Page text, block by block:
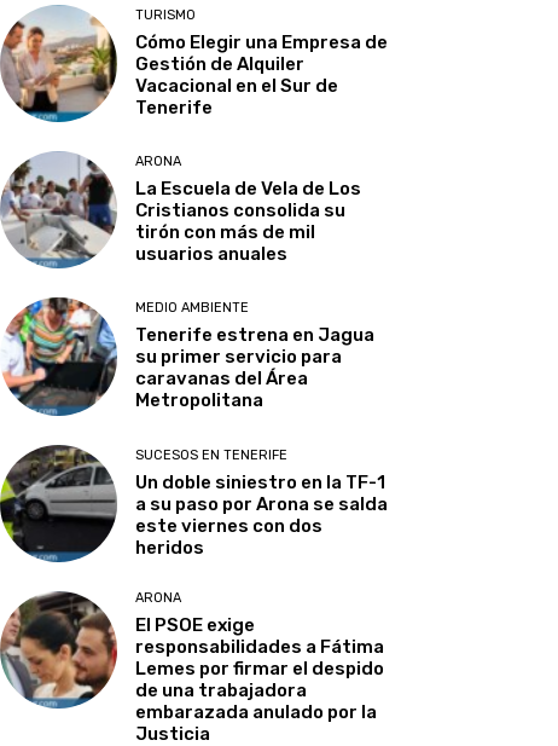
TURISMO
Cómo Elegir una Empresa de
Gestión de Alquiler
Vacacional en el Sur de
Tenerife
ARONA
La Escuela de Vela de Los
Cristianos consolida su
tirón con más de mil
usuarios anuales
MEDIO AMBIENTE
Tenerife estrena en Jagua
su primer servicio para
caravanas del Área
Metropolitana
SUCESOS EN TENERIFE
Un doble siniestro en la TF-1
a su paso por Arona se salda
este viernes con dos
heridos
ARONA
El PSOE exige
responsabilidades a Fátima
Lemes por firmar el despido
de una trabajadora
embarazada anulado por la
Justicia